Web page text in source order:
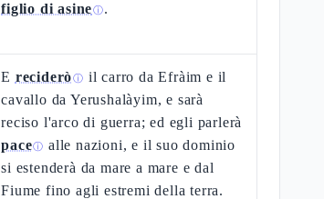
figlio di asineⓘ.
E recideròⓘ il carro da Efràim e il
cavallo da Yerushalàyim, e sarà
reciso l'arco di guerra; ed egli parlerà
paceⓘ alle nazioni, e il suo dominio
si estenderà da mare a mare e dal
Fiume fino agli estremi della terra.